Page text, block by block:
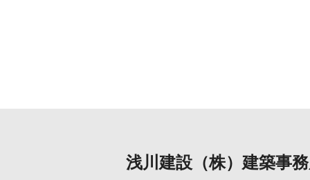
浅川建設（株）建築事